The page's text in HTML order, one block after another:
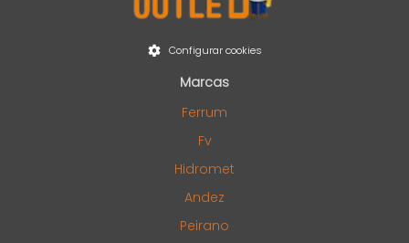
Configurar cookies
Marcas
Ferrum
Fv
Hidromet
Andez
Peirano